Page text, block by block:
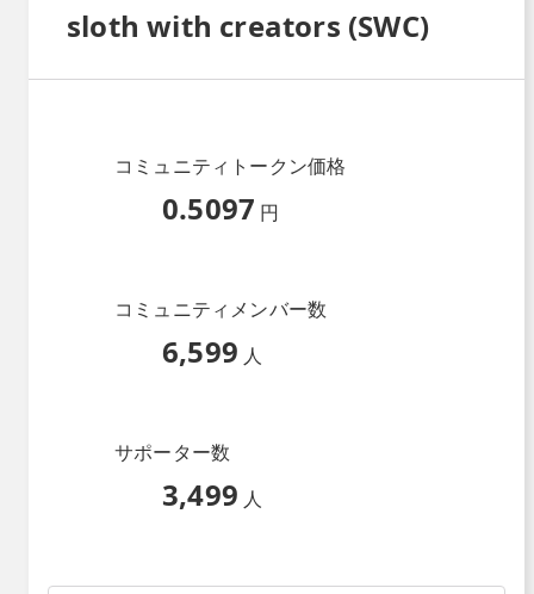
sloth with creators (SWC)
コミュニティトークン価格
0.5097 円
コミュニティメンバー数
6,599 人
サポーター数
3,499 人